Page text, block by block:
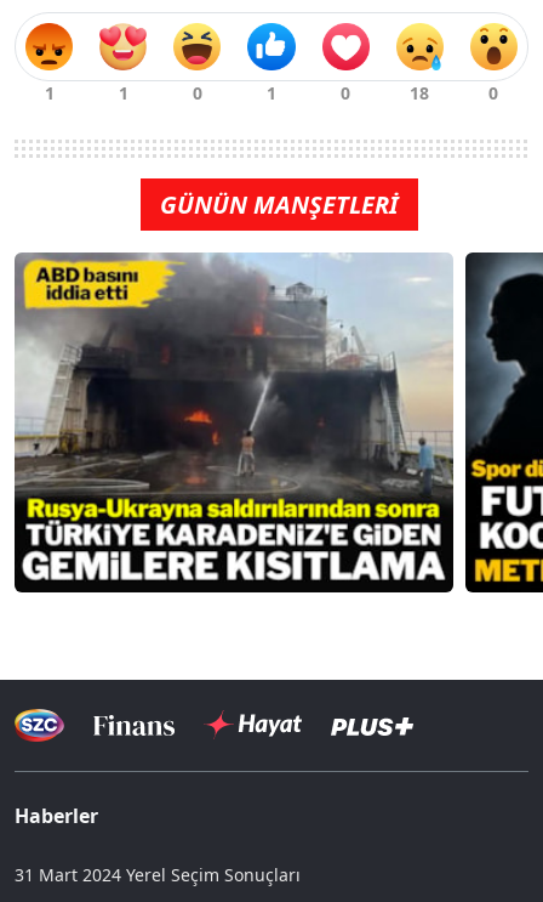
GÜNÜN MANŞETLERİ
Haberler
31 Mart 2024 Yerel Seçim Sonuçları